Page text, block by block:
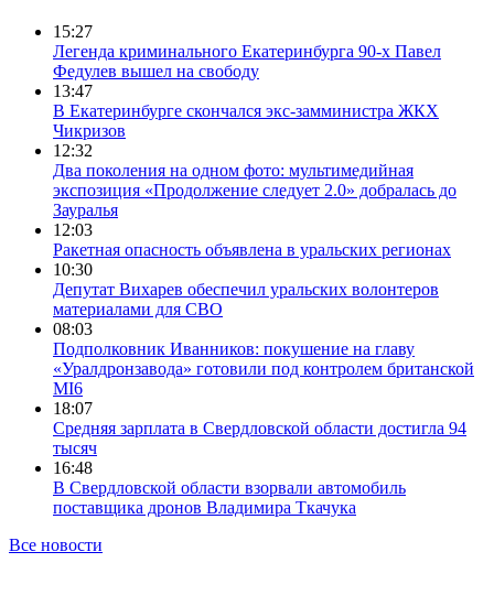
15:27
Легенда криминального Екатеринбурга 90-х Павел
Федулев вышел на свободу
13:47
В Екатеринбурге скончался экс-замминистра ЖКХ
Чикризов
12:32
Два поколения на одном фото: мультимедийная
экспозиция «Продолжение следует 2.0» добралась до
Зауралья
12:03
Ракетная опасность объявлена в уральских регионах
10:30
Депутат Вихарев обеспечил уральских волонтеров
материалами для СВО
08:03
Подполковник Иванников: покушение на главу
«Уралдронзавода» готовили под контролем британской
MI6
18:07
Средняя зарплата в Свердловской области достигла 94
тысяч
16:48
В Свердловской области взорвали автомобиль
поставщика дронов Владимира Ткачука
Все новости